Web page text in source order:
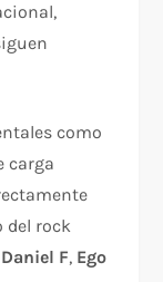
como
carga
del rock
Daniel F, Ego